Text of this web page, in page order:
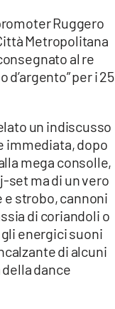
Ruggero
Metropolitana
al re
d’argento” per i 25
un indiscusso
immediata, dopo
mega consolle,
set ma di un vero
strobo, cannoni
di coriandoli o
energici suoni
di alcuni
dance